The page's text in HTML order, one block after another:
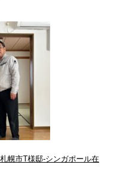
幌市T様邸-シンガポール在